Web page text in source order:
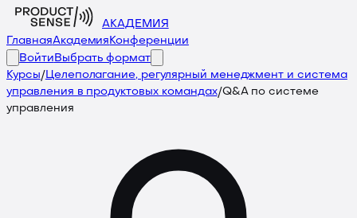
АКАДЕМИЯ
ГлавнаяАкадемия Конференции
Войти Выбрать формат
Курсы/ Целеполагание, регулярный менеджмент и система
управления в продуктовых командах/Q&A по системе
управления